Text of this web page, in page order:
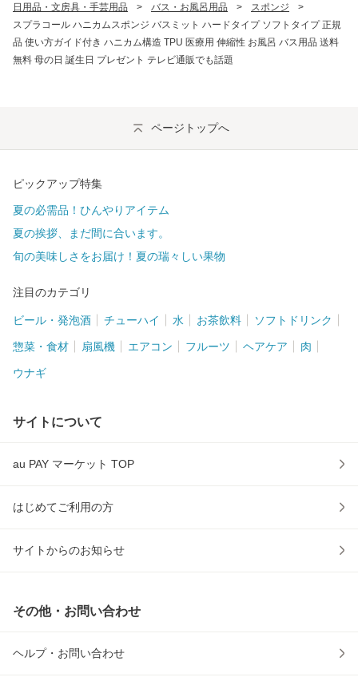
日用品・文房具・手芸用品
> バス・お風呂用品 > スポンジ
>
スプラコール ハニカムスポンジ バスミット ハードタイプ ソフトタイプ 正規
品 使い方ガイド付き ハニカム構造 TPU 医療用 伸縮性 お風呂 バス用品 送料
無料 母の日 誕生日 プレゼント テレビ通販でも話題
ページトップへ
ピックアップ特集
夏の必需品！ひんやりアイテム
夏の挨拶、まだ間に合います。
旬の美味しさをお届け！夏の瑞々しい果物
注目のカテゴリ
ビール・発泡酒 チューハイ 水 お茶飲料 ソフトドリンク
惣菜・食材 扇風機 エアコン フルーツ ヘアケア 肉
ウナギ
サイトについて
au PAY マーケット TOP
はじめてご利用の方
サイトからのお知らせ
その他・お問い合わせ
ヘルプ・お問い合わせ